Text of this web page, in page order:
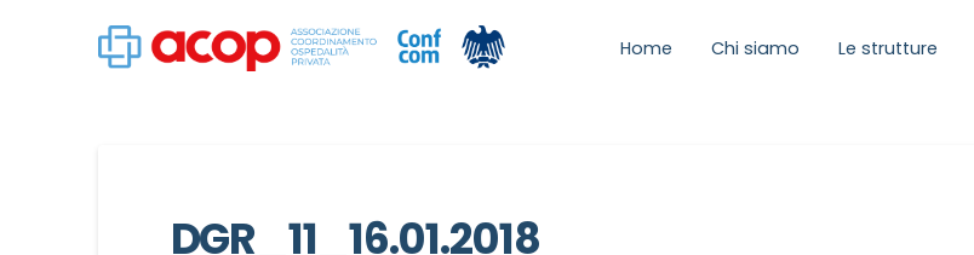
Home Chi siamo Le strutture
DGR_11_16.01.2018